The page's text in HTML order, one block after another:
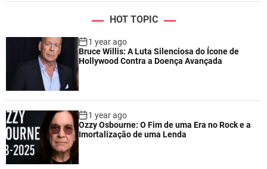
HOT TOPIC
1 year ago
Bruce Willis: A Luta Silenciosa do Ícone de
Hollywood Contra a Doença Avançada
1 year ago
Ozzy Osbourne: O Fim de uma Era no Rock e a
Imortalização de uma Lenda